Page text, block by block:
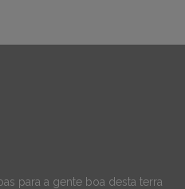
para a gente boa desta terra